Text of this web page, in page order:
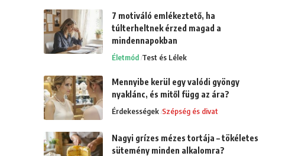
7 motiváló emlékeztető, ha
túlterheltnek érzed magad a
mindennapokban
Életmód Test és Lélek
Mennyibe kerül egy valódi gyöngy
nyaklánc, és mitől függ az ára?
Érdekességek Szépség és divat
Nagyi grízes mézes tortája – tökéletes
sütemény minden alkalomra?